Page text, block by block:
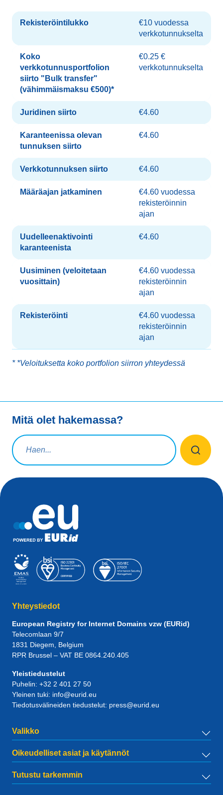
Rekisteröintilukko
€10 vuodessa
verkkotunnukselta
Koko
verkkotunnusportfolion
siirto "Bulk transfer"
(vähimmäismaksu €500)*
€0.25 €
verkkotunnukselta
Juridinen siirto €4.60
Karanteenissa olevan
tunnuksen siirto
€4.60
Verkkotunnuksen siirto €4.60
Määräajan jatkaminen
€4.60 vuodessa
rekisteröinnin
ajan
Uudelleenaktivointi
karanteenista
€4.60
Uusiminen (veloitetaan
vuosittain)
€4.60 vuodessa
rekisteröinnin
ajan
Rekisteröinti
€4.60 vuodessa
rekisteröinnin
ajan
* *Veloituksetta koko portfolion siirron yhteydessä
Mitä olet hakemassa?
Hakuteksti
Yhteystiedot
European Registry for Internet Domains vzw (EURid)
Telecomlaan 9/7
1831 Diegem, Belgium
RPR Brussel – VAT BE 0864.240.405
Yleistiedustelut
Puhelin: +32 2 401 27 50
Yleinen tuki: info@eurid.eu
Tiedotusvälineiden tiedustelut: press@eurid.eu
Valikko
Oikeudelliset asiat ja käytännöt
Tutustu tarkemmin